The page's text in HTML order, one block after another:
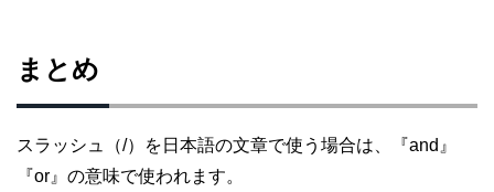
まとめ
スラッシュ（/）を日本語の文章で使う場合は、『and』
『or』の意味で使われます。